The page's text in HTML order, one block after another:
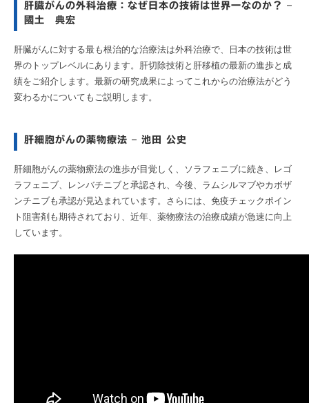
肝臓がんの外科治療：なぜ日本の技術は世界一なのか？ –
國土 典宏
肝臓がんに対する最も根治的な治療法は外科治療で、日本の技術は世
界のトップレベルにあります。肝切除技術と肝移植の最新の進歩と成
績をご紹介します。最新の研究成果によってこれからの治療法がどう
変わるかについてもご説明します。
肝細胞がんの薬物療法 – 池田 公史
肝細胞がんの薬物療法の進歩が目覚しく、ソラフェニブに続き、レゴ
ラフェニブ、レンバチニブと承認され、今後、ラムシルマブやカボザ
ンチニブも承認が見込まれています。さらには、免疫チェックポイン
ト阻害剤も期待されており、近年、薬物療法の治療成績が急速に向上
しています。